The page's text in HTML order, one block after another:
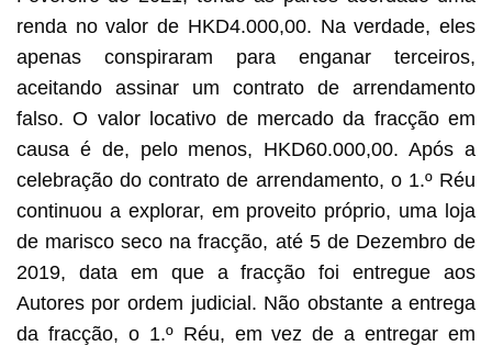
renda no valor de HKD4.000,00. Na verdade, eles
apenas conspiraram para enganar terceiros,
aceitando assinar um contrato de arrendamento
falso. O valor locativo de mercado da fracção em
causa é de, pelo menos, HKD60.000,00. Após a
celebração do contrato de arrendamento, o 1.º Réu
continuou a explorar, em proveito próprio, uma loja
de marisco seco na fracção, até 5 de Dezembro de
2019, data em que a fracção foi entregue aos
Autores por ordem judicial. Não obstante a entrega
da fracção, o 1.º Réu, em vez de a entregar em